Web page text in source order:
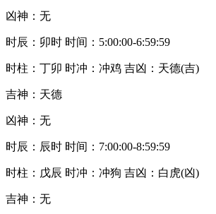
凶神：无
时辰：卯时 时间：5:00:00-6:59:59
时柱：丁卯 时冲：冲鸡 吉凶：天德(吉)
吉神：天德
凶神：无
时辰：辰时 时间：7:00:00-8:59:59
时柱：戊辰 时冲：冲狗 吉凶：白虎(凶)
吉神：无